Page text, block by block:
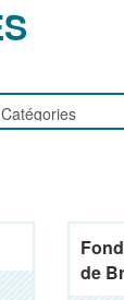
de